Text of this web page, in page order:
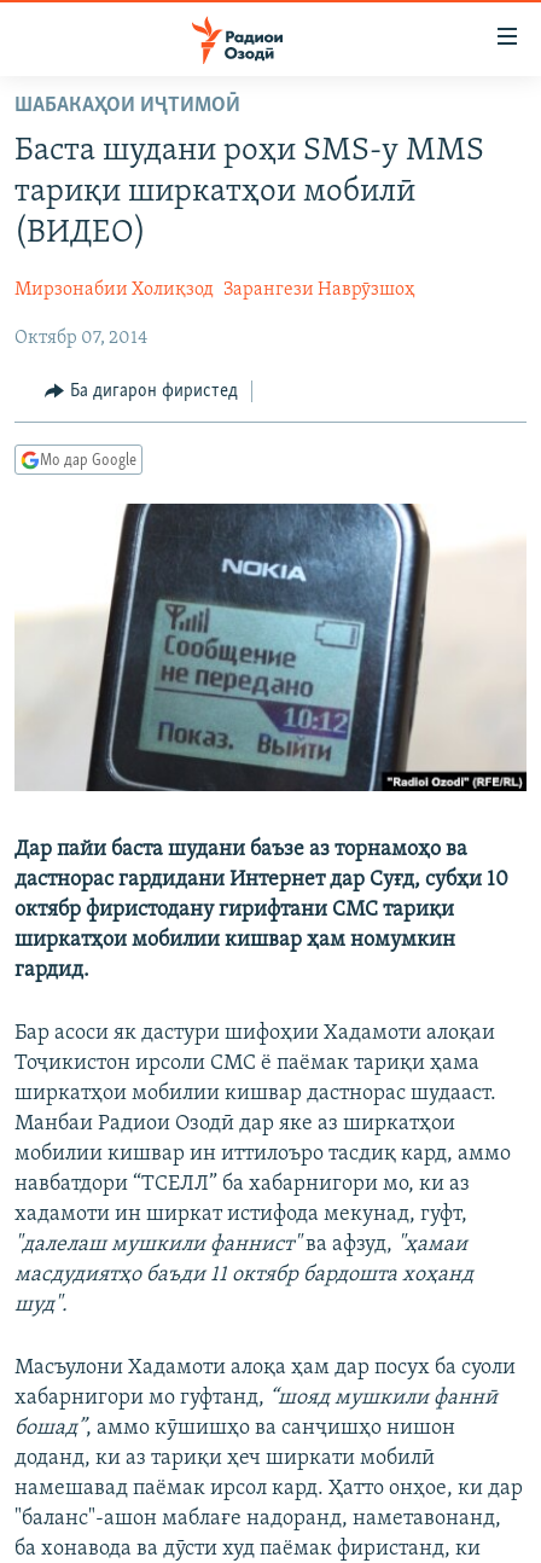
Ҷаҳиш
мояи
аслӣ
Ҷаҳиш
ба
феҳристи
Ҷаҳиш
ҷустор
ИҚТИСОД
ҚАЗИЯИ "КРОКУС"
ОСИЁИ МАРКАЗӢ
ФАРҲАНГ
ВАРЗИШ
РӮЗГОРИ МУҲОҶИР
ТАҲҚИҚОТ
ҶАНГ ДАР УКРАИНА
НАЗАРИ МАРДУМ
ОЗОДӢ ОНЛАЙН
ВИДЕО
НИГОРИСТОН
ГУЗОРИШҲОИ РАДИОӢ
РӮЙХАТҲО
КИТОБҲОИ ОЗОДӢ
ПАЙГИРӢ КУНЕД
ШАБАКАҲОИ ИҶТИМОӢ
Баста шудани роҳи SMS-у MMS
тариқи ширкатҳои мобилӣ
(ВИДЕО)
Мирзонабии Холиқзод Зарангези Наврӯзшоҳ
Октябр 07, 2014
Ба дигарон фиристед
Мо дар Google
Дар пайи баста шудани баъзе аз торнамоҳо ва
дастнорас гардидани Интернет дар Суғд, субҳи 10
октябр фиристодану гирифтани СМС тариқи
ширкатҳои мобилии кишвар ҳам номумкин
гардид.
Бар асоси як дастури шифоҳии Хадамоти алоқаи
Тоҷикистон ирсоли СМС ё паёмак тариқи ҳама
ширкатҳои мобилии кишвар дастнорас шудааст.
Манбаи Радиои Озодӣ дар яке аз ширкатҳои
мобилии кишвар ин иттилоъро тасдиқ кард, аммо
навбатдори “ТСЕЛЛ” ба хабарнигори мо, ки аз
хадамоти ин ширкат истифода мекунад, гуфт,
"далелаш мушкили фаннист"ва афзуд, "ҳамаи
масдудиятҳо баъди 11 октябр бардошта хоҳанд
шуд".
Масъулони Хадамоти алоқа ҳам дар посух ба суоли
хабарнигори мо гуфтанд, “шояд мушкили фаннӣ
бошад”, аммо кӯшишҳо ва санҷишҳо нишон
доданд, ки аз тариқи ҳеч ширкати мобилӣ
намешавад паёмак ирсол кард. Ҳатто онҳое, ки дар
"баланс"-ашон маблағе надоранд, наметавонанд,
ба хонавода ва дӯсти худ паёмак фиристанд, ки